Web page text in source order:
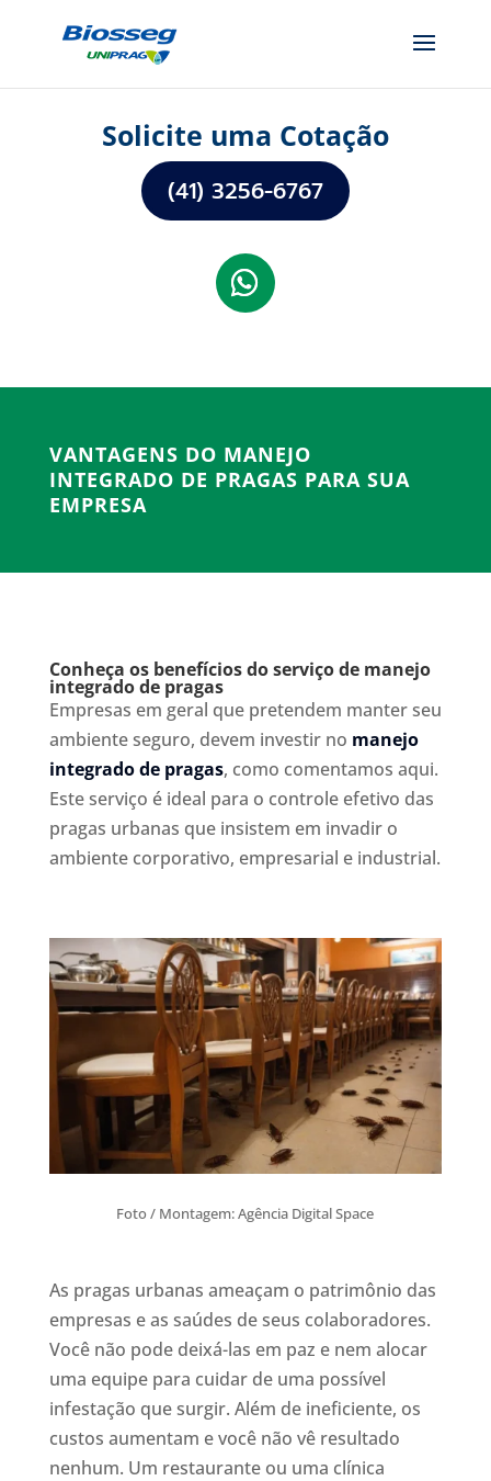
Solicite uma Cotação
(41) 3256-6767
VANTAGENS DO MANEJO
INTEGRADO DE PRAGAS PARA SUA
EMPRESA
Conheça os benefícios do serviço de manejo
integrado de pragas
Empresas em geral que pretendem manter seu
ambiente seguro, devem investir no manejo
integrado de pragas, como comentamos aqui.
Este serviço é ideal para o controle efetivo das
pragas urbanas que insistem em invadir o
ambiente corporativo, empresarial e industrial.
Foto / Montagem: Agência Digital Space
As pragas urbanas ameaçam o patrimônio das
empresas e as saúdes de seus colaboradores.
Você não pode deixá-las em paz e nem alocar
uma equipe para cuidar de uma possível
infestação que surgir. Além de ineficiente, os
custos aumentam e você não vê resultado
nenhum. Um restaurante ou uma clínica